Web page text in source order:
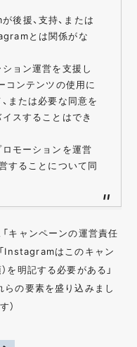
後援、支持、または
とは関係がな
ョン運営を支援し
コンテンツの使用に
または必要な同意を
スすることはでき
モーションを運営
することについて同
キャンペーンの運営責任
Instagramはこのキャン
を明記する必要がある」
らの要素を盛り込みまし
）